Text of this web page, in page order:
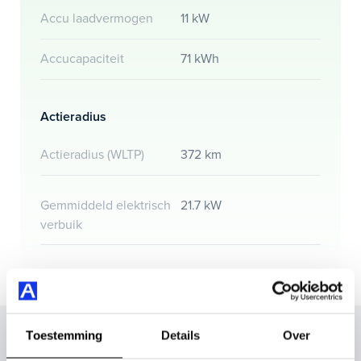
Toestemming Details Over
Accu laadvermogen 11 kW
Accucapaciteit 71 kWh
Actieradius
Actieradius (WLTP) 372 km
Gemmiddeld elektrisch
verbuik
21.7 kW
Inruilvoorstel op deze auto?